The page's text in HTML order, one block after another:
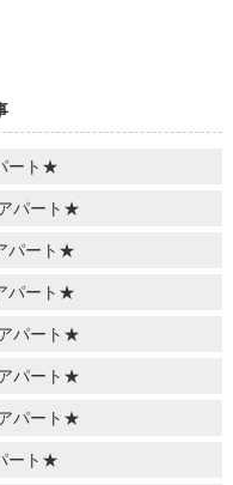
ート★
パート★
パート★
パート★
パート★
パート★
パート★
ート★